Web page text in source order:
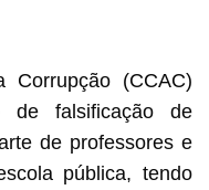
Corrupção (CCAC)
de falsificação de
de professores e
pública, tendo